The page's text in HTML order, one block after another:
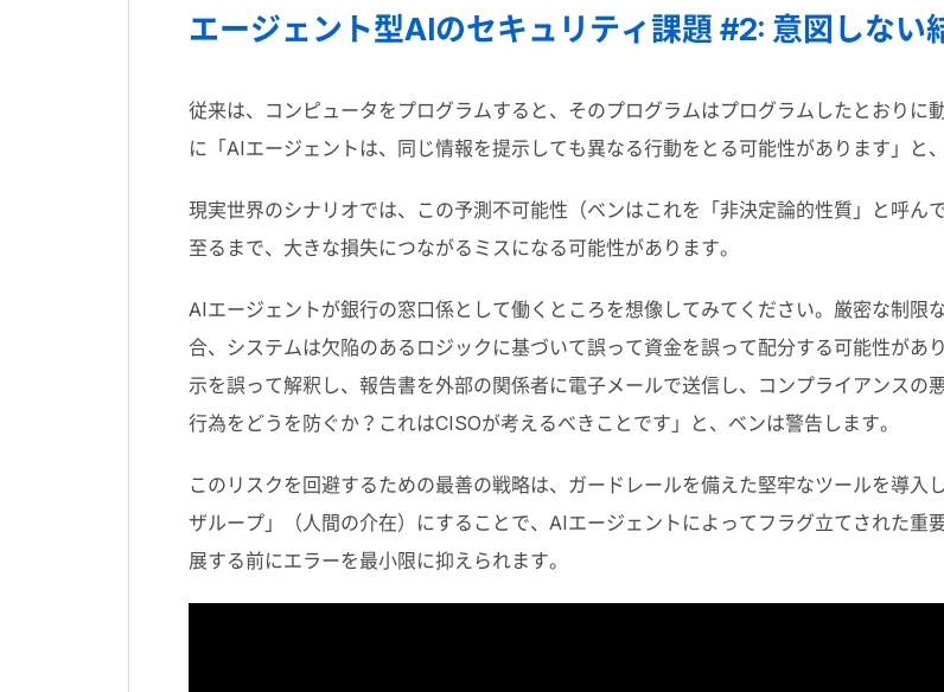
エージェント型AIのセキュリティ課題 #2: 意図しない
従来は、コンピュータをプログラムすると、そのプログラムはプログラムしたとおりに
に「AIエージェントは、同じ情報を提示しても異なる行動をとる可能性があります」と
現実世界のシナリオでは、この予測不可能性（ベンはこれを「非決定論的性質」と呼
至るまで、大きな損失につながるミスになる可能性があります。
AIエージェントが銀行の窓口係として働くところを想像してみてください。厳密な制
合、システムは欠陥のあるロジックに基づいて誤って資金を誤って配分する可能性があ
示を誤って解釈し、報告書を外部の関係者に電子メールで送信し、コンプライアンスの
行為をどうを防ぐか？これはCISOが考えるべきことです」と、ベンは警告します。
このリスクを回避するための最善の戦略は、ガードレールを備えた堅牢なツールを導
ザループ」（人間の介在）にすることで、 AIエージェントによってフラグ立てされた重
展する前にエラーを最小限に抑えられます。